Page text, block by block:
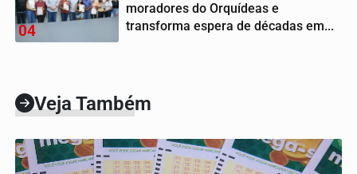
04
moradores do Orquídeas e
transforma espera de décadas em...
Veja Também